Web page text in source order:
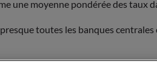
une moyenne pondérée des
toutes les banques centrales
d’une région à l’autre.